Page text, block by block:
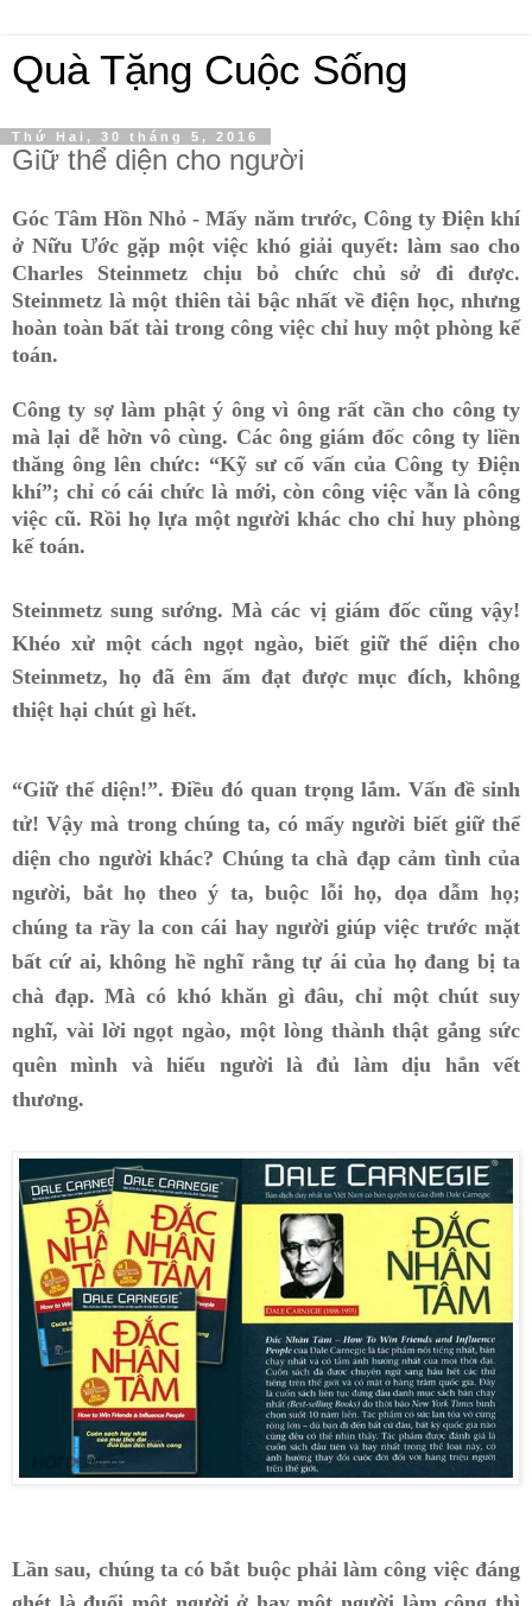
Quà Tặng Cuộc Sống
Thứ Hai, 30 tháng 5, 2016
Giữ thể diện cho người
Góc Tâm Hồn Nhỏ - Mấy năm trước, Công ty Điện khí
ở Nữu Ước gặp một việc khó giải quyết: làm sao cho
Charles Steinmetz chịu bỏ chức chủ sở đi được.
Steinmetz là một thiên tài bậc nhất về điện học, nhưng
hoàn toàn bất tài trong công việc chỉ huy một phòng kế
toán.
Công ty sợ làm phật ý ông vì ông rất cần cho công ty
mà lại dễ hờn vô cùng. Các ông giám đốc công ty liền
thăng ông lên chức: “Kỹ sư cố vấn của Công ty Điện
khí”; chỉ có cái chức là mới, còn công việc vẫn là công
việc cũ. Rồi họ lựa một người khác cho chỉ huy phòng
kế toán.
Steinmetz sung sướng. Mà các vị giám đốc cũng vậy!
Khéo xử một cách ngọt ngào, biết giữ thể diện cho
Steinmetz, họ đã êm ấm đạt được mục đích, không
thiệt hại chút gì hết.
“Giữ thể diện!”. Điều đó quan trọng lắm. Vấn đề sinh
tử! Vậy mà trong chúng ta, có mấy người biết giữ thể
diện cho người khác? Chúng ta chà đạp cảm tình của
người, bắt họ theo ý ta, buộc lỗi họ, dọa dẫm họ;
chúng ta rầy la con cái hay người giúp việc trước mặt
bất cứ ai, không hề nghĩ rằng tự ái của họ đang bị ta
chà đạp. Mà có khó khăn gì đâu, chỉ một chút suy
nghĩ, vài lời ngọt ngào, một lòng thành thật gắng sức
quên mình và hiểu người là đủ làm dịu hẳn vết
thương.
Lần sau, chúng ta có bắt buộc phải làm công việc đáng